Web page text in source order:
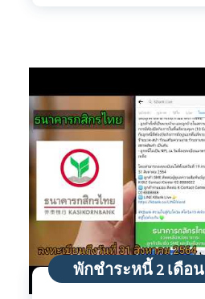
พักชำระหนี้ 2 เดือน